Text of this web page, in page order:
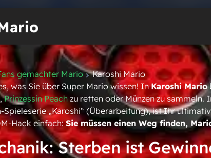
gemachter Mario
Karoshi Mario
was Sie über Super Mario wissen! InKaroshi Mario
Prinzessin Peachzu retten oder Münzen zu sammeln.
Spieleserie „Karoshi“ (Überarbeitung), ist Ihr
Hack einfach:Sie müssen einen Weg finden,
Sterben ist